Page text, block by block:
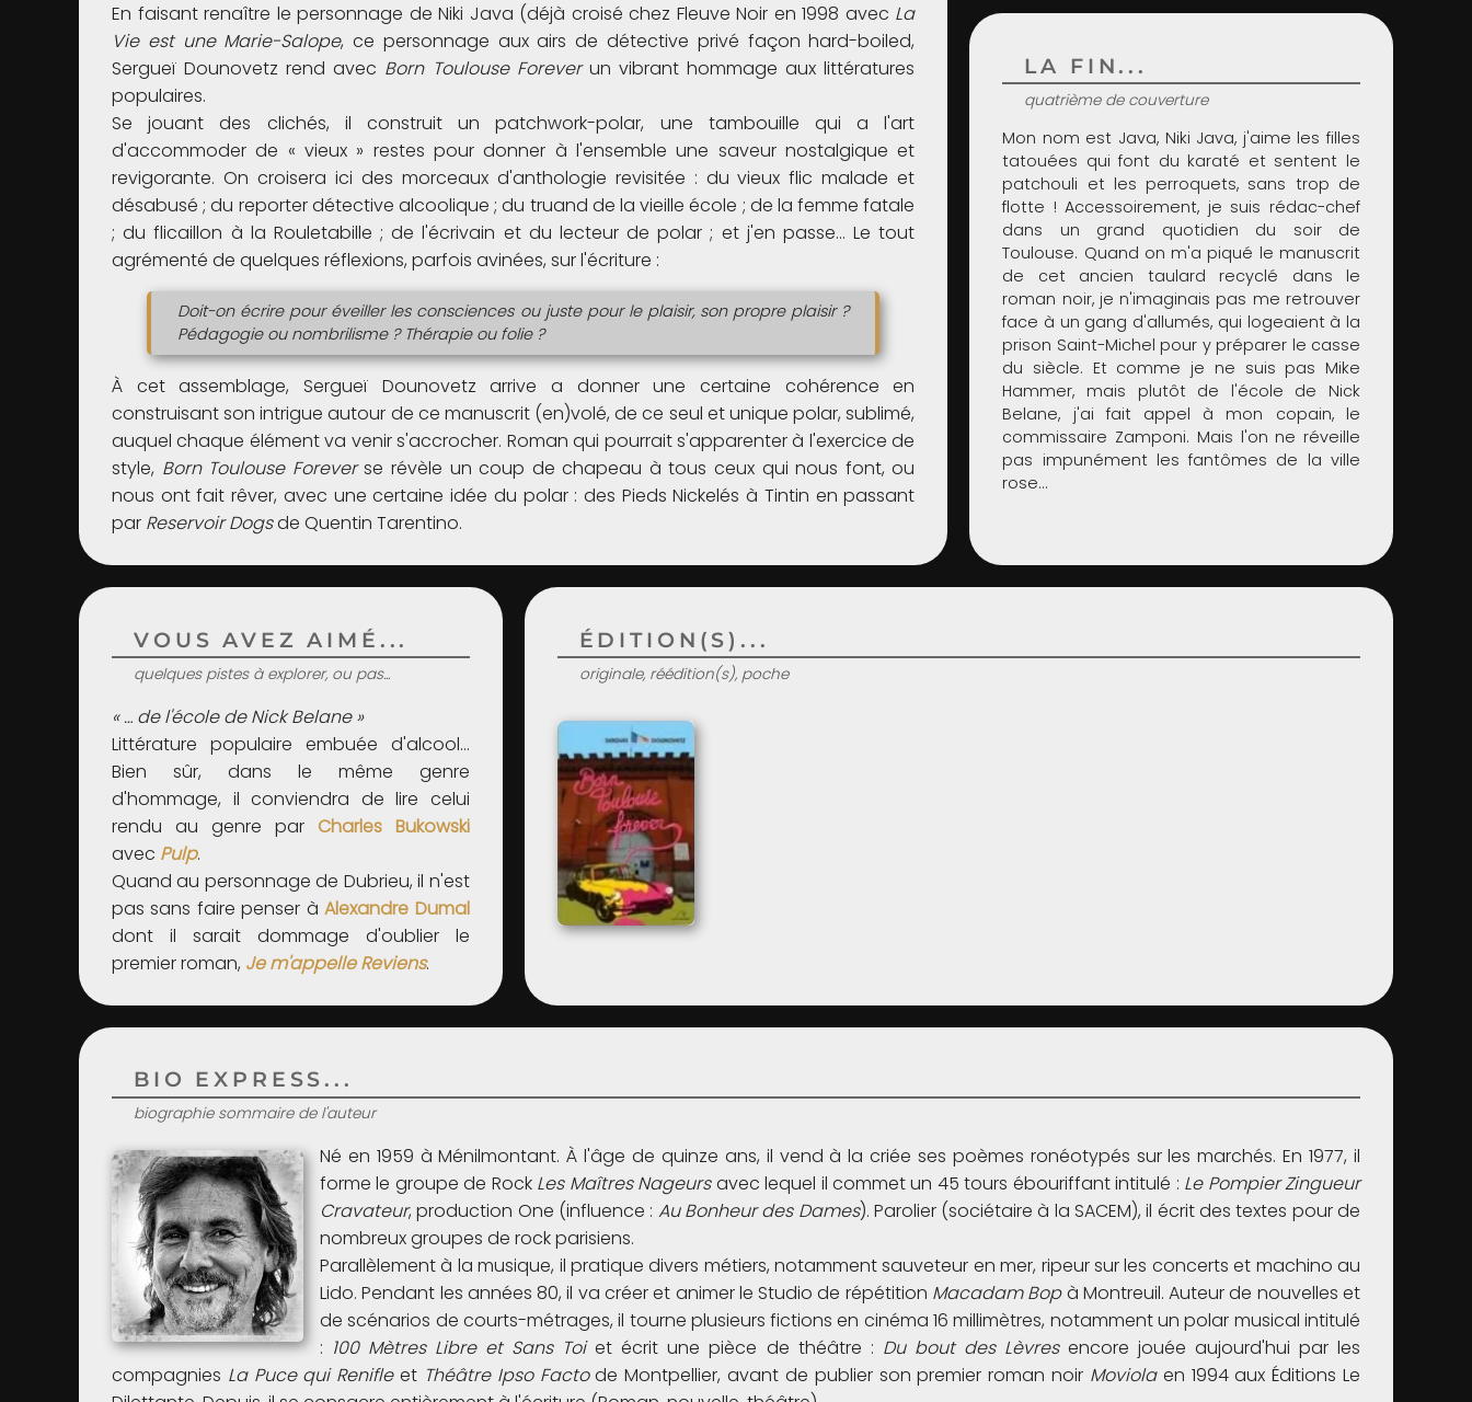
En faisant renaître le personnage de Niki Java (déjà croisé chez Fleuve Noir en 1998 avec La
Vie est une Marie-Salope, ce personnage aux airs de détective privé façon hard-boiled,
Sergueï Dounovetz rend avec Born Toulouse Foreverun vibrant hommage aux littératures
populaires.
Se jouant des clichés, il construit un patchwork-polar, une tambouille qui a l'art
d'accommoder de « vieux » restes pour donner à l'ensemble une saveur nostalgique et
revigorante. On croisera ici des morceaux d'anthologie revisitée : du vieux flic malade et
désabusé ; du reporter détective alcoolique ; du truand de la vieille école ; de la femme fatale
; du flicaillon à la Rouletabille ; de l'écrivain et du lecteur de polar ; et j'en passe… Le tout
agrémenté de quelques réflexions, parfois avinées, sur l'écriture :
Doit-on écrire pour éveiller les consciences ou juste pour le plaisir, son propre plaisir ?
Pédagogie ou nombrilisme ? Thérapie ou folie ?
À cet assemblage, Sergueï Dounovetz arrive a donner une certaine cohérence en
construisant son intrigue autour de ce manuscrit (en)volé, de ce seul et unique polar, sublimé,
auquel chaque élément va venir s'accrocher. Roman qui pourrait s'apparenter à l'exercice de
style, Born Toulouse Foreverse révèle un coup de chapeau à tous ceux qui nous font, ou
nous ont fait rêver, avec une certaine idée du polar : des Pieds Nickelés à Tintin en passant
par Reservoir Dogsde Quentin Tarentino.
VOUS AVEZ AIMÉ...
quelques pistes à explorer, ou pas...
« … de l'école de Nick Belane »
Littérature populaire embuée d'alcool…
Bien sûr, dans le même genre
d'hommage, il conviendra de lire celui
rendu au genre par Charles Bukowski
avec Pulp.
Quand au personnage de Dubrieu, il n'est
pas sans faire penser àAlexandre Dumal
dont il sarait dommage d'oublier le
premier roman, Je m'appelle Reviens.
LA FIN...
quatrième de couverture
Mon nom est Java, Niki Java, j'aime les filles
tatouées qui font du karaté et sentent le
patchouli et les perroquets, sans trop de
flotte ! Accessoirement, je suis rédac-chef
dans un grand quotidien du soir de
Toulouse. Quand on m'a piqué le manuscrit
de cet ancien taulard recyclé dans le
roman noir, je n'imaginais pas me retrouver
face à un gang d'allumés, qui logeaient à la
prison Saint-Michel pour y préparer le casse
du siècle. Et comme je ne suis pas Mike
Hammer, mais plutôt de l'école de Nick
Belane, j'ai fait appel à mon copain, le
commissaire Zamponi. Mais l'on ne réveille
pas impunément les fantômes de la ville
rose…
BIO EXPRESS...
biographie sommaire de l'auteur
Né en 1959 à Ménilmontant. À l'âge de quinze ans, il vend à la criée ses poèmes ronéotypés sur les marchés. En 1977, il
forme le groupe de Rock Les Maîtres Nageursavec lequel il commet un 45 tours ébouriffant intitulé : Le Pompier Zingueur
Cravateur, production One (influence : Au Bonheur des Dames). Parolier (sociétaire à la SACEM), il écrit des textes pour de
nombreux groupes de rock parisiens.
Parallèlement à la musique, il pratique divers métiers, notamment sauveteur en mer, ripeur sur les concerts et machino au
Lido. Pendant les années 80, il va créer et animer le Studio de répétition Macadam Bopà Montreuil. Auteur de nouvelles et
de scénarios de courts-métrages, il tourne plusieurs fictions en cinéma 16 millimètres, notamment un polar musical intitulé
: 100 Mètres Libre et Sans Toiet écrit une pièce de théâtre : Du bout des Lèvresencore jouée aujourd'hui par les
compagnies La Puce qui Renifleet Théâtre Ipso Factode Montpellier, avant de publier son premier roman noir Moviolaen 1994 aux Éditions Le
ÉDITION(S)...
originale, réédition(s), poche